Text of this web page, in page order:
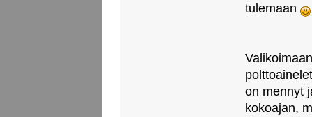
tulemaan
on mennyt
kokoajan,